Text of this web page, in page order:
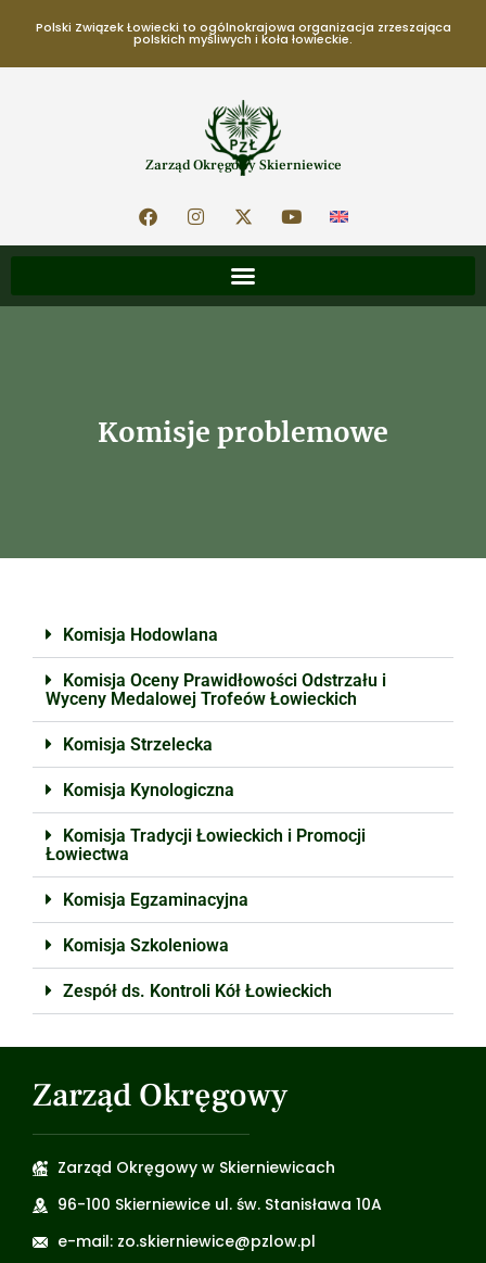
Polski Związek Łowiecki to ogólnokrajowa organizacja zrzeszająca
polskich myśliwych i koła łowieckie.
Zarząd Okręgowy Skierniewice
Komisje problemowe
Komisja Hodowlana
Komisja Oceny Prawidłowości Odstrzału i
Wyceny Medalowej Trofeów Łowieckich
Komisja Strzelecka
Komisja Kynologiczna
Komisja Tradycji Łowieckich i Promocji
Łowiectwa
Komisja Egzaminacyjna
Komisja Szkoleniowa
Zespół ds. Kontroli Kół Łowieckich
Zarząd Okręgowy
Zarząd Okręgowy w Skierniewicach
96-100 Skierniewice ul. św. Stanisława 10A
e-mail: zo.skierniewice@pzlow.pl